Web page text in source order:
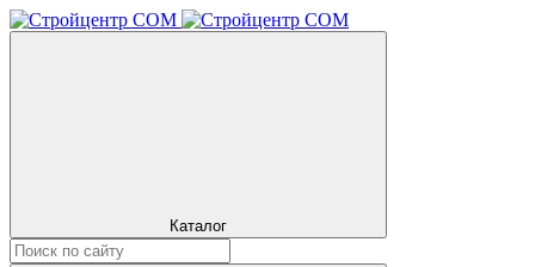
Каталог